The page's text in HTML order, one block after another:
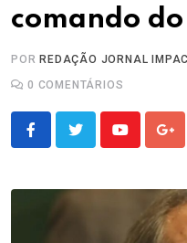
comando
POR REDAÇÃO JORNAL
0 COMENTÁRIOS
Youtube